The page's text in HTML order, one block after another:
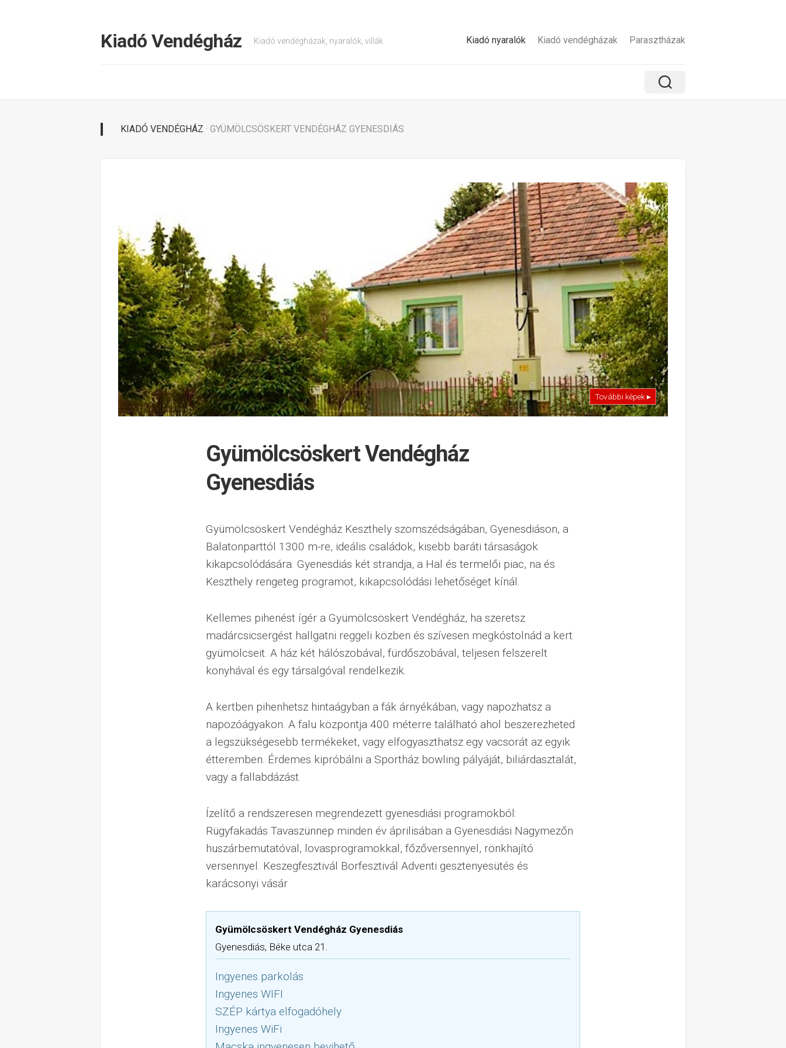
Kiadó Vendégház Kiadó vendégházak, nyaralók, villák Kiadó nyaralók Kiadó vendégházak Parasztházak
KIADÓ VENDÉGHÁZ · GYÜMÖLCSÖSKERT VENDÉGHÁZ GYENESDIÁS
További képek ▸
Gyümölcsöskert Vendégház
Gyenesdiás
Gyümölcsöskert Vendégház Keszthely szomszédságában, Gyenesdiáson, a
Balatonparttól 1300 m-re, ideális családok, kisebb baráti társaságok
kikapcsolódására. Gyenesdiás két strandja, a Hal és termelői piac, na és
Keszthely rengeteg programot, kikapcsolódási lehetőséget kínál.
Kellemes pihenést ígér a Gyümölcsöskert Vendégház, ha szeretsz
madárcsicsergést hallgatni reggeli közben és szívesen megkóstolnád a kert
gyümölcseit. A ház két hálószobával, fürdőszobával, teljesen felszerelt
konyhával és egy társalgóval rendelkezik.
A kertben pihenhetsz hintaágyban a fák árnyékában, vagy napozhatsz a
napozóágyakon. A falu központja 400 méterre található ahol beszerezheted
a legszükségesebb termékeket, vagy elfogyaszthatsz egy vacsorát az egyik
étteremben. Érdemes kipróbálni a Sportház bowling pályáját, biliárdasztalát,
vagy a fallabdázást.
Ízelítő a rendszeresen megrendezett gyenesdiási programokból:
Rügyfakadás Tavaszünnep minden év áprilisában a Gyenesdiási Nagymezőn
huszárbemutatóval, lovasprogramokkal, főzőversennyel, rönkhajító
versennyel. Keszegfesztivál Borfesztivál Adventi gesztenyesütés és
karácsonyi vásár
Gyümölcsöskert Vendégház Gyenesdiás
Gyenesdiás, Béke utca 21.
Ingyenes parkolás
Ingyenes WIFI
SZÉP kártya elfogadóhely
Ingyenes WiFi